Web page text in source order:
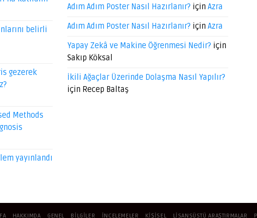
belirli
gezerek
Methods
yayınlandı
Adım Adım Poster Nasıl Hazırlanır? için Azra
Adım Adım Poster Nasıl Hazırlanır? için Azra
Yapay Zekâ ve Makine Öğrenmesi Nedir? için
Sakıp Köksal
İkili Ağaçlar Üzerinde Dolaşma Nasıl Yapılır?
için Recep Baltaş
HAKKIMDA GENEL BILGILER İNCELEMELER KIŞISEL LISANSÜSTÜ ARAŞTIRMALAR